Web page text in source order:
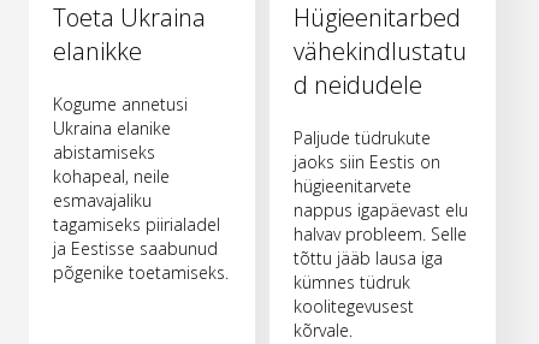
Toeta Ukraina
elanikke
Kogume annetusi
Ukraina elanike
abistamiseks
kohapeal, neile
esmavajaliku
tagamiseks piirialadel
ja Eestisse saabunud
põgenike toetamiseks.
Hügieenitarbed
vähekindlustatu
d neidudele
Paljude tüdrukute
jaoks siin Eestis on
hügieenitarvete
nappus igapäevast elu
halvav probleem. Selle
tõttu jääb lausa iga
kümnes tüdruk
koolitegevusest
kõrvale.